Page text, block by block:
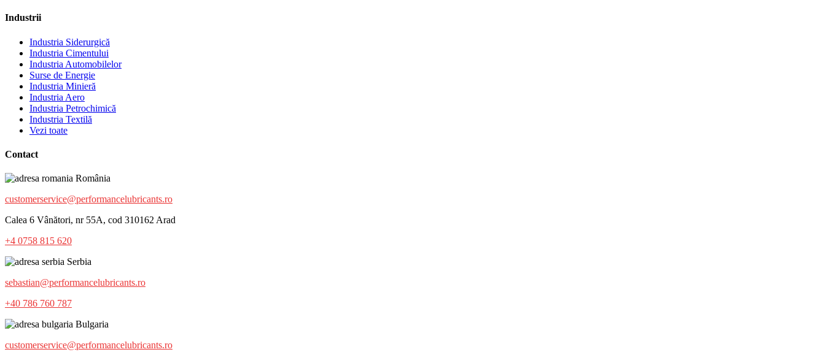
Industrii
Industria Siderurgică
Industria Cimentului
Industria Automobilelor
Surse de Energie
Industria Minieră
Industria Aero
Industria Petrochimică
Industria Textilă
Vezi toate
Contact
România
customerservice@performancelubricants.ro
Calea 6 Vânători, nr 55A, cod 310162 Arad
+4 0758 815 620
Serbia
sebastian@performancelubricants.ro
+40 786 760 787
Bulgaria
customerservice@performancelubricants.ro